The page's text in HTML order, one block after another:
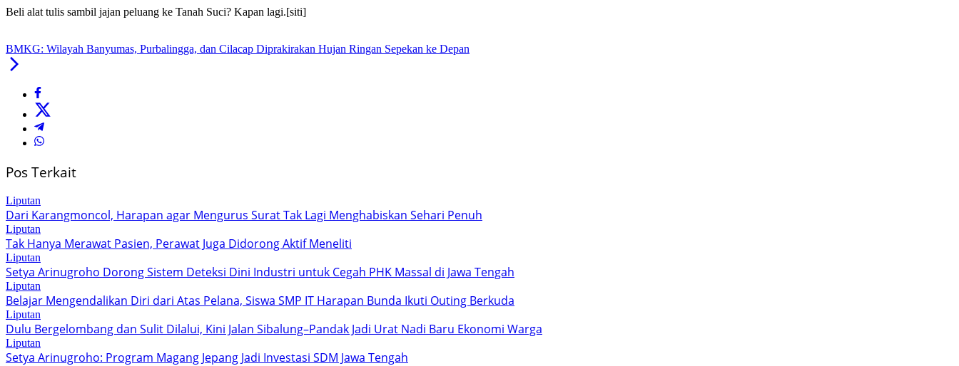
Beli alat tulis sambil jajan peluang ke Tanah Suci? Kapan lagi.[siti]
BMKG: Wilayah Banyumas, Purbalingga, dan Cilacap Diprakirakan Hujan Ringan Sepekan ke Depan
Pos Terkait
Liputan
Dari Karangmoncol, Harapan agar Mengurus Surat Tak Lagi Menghabiskan Sehari Penuh
Liputan
Tak Hanya Merawat Pasien, Perawat Juga Didorong Aktif Meneliti
Liputan
Setya Arinugroho Dorong Sistem Deteksi Dini Industri untuk Cegah PHK Massal di Jawa Tengah
Liputan
Belajar Mengendalikan Diri dari Atas Pelana, Siswa SMP IT Harapan Bunda Ikuti Outing Berkuda
Liputan
Dulu Bergelombang dan Sulit Dilalui, Kini Jalan Sibalung–Pandak Jadi Urat Nadi Baru Ekonomi Warga
Liputan
Setya Arinugroho: Program Magang Jepang Jadi Investasi SDM Jawa Tengah